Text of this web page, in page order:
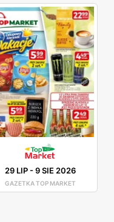
które
otwierając
w działania
w ofercie znajduje
29 LIP-9 SIE 2026
GAZETKA TOP MARKET